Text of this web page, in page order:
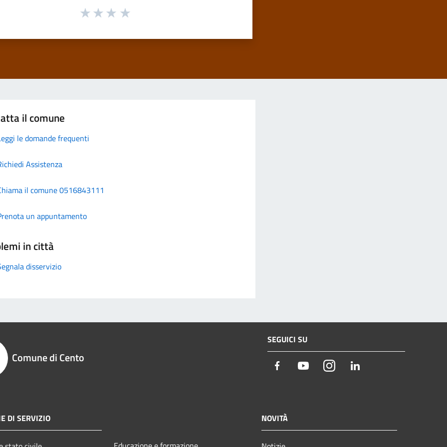
il comune
le domande frequenti
Assistenza
il comune 0516843111
un appuntamento
in città
disservizio
Comune di Cento
SEGUICI SU
Facebook YoutubeInstagram
DI SERVIZIO NOVITÀ